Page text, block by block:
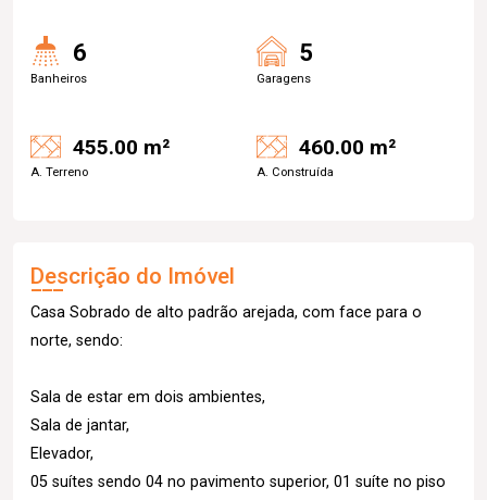
6
Banheiros
5
Garagens
455.00 m²
A. Terreno
460.00 m²
A. Construída
Descrição do Imóvel
Casa Sobrado de alto padrão arejada, com face para o
norte, sendo:
Sala de estar em dois ambientes,
Sala de jantar,
Elevador,
05 suítes sendo 04 no pavimento superior, 01 suíte no piso